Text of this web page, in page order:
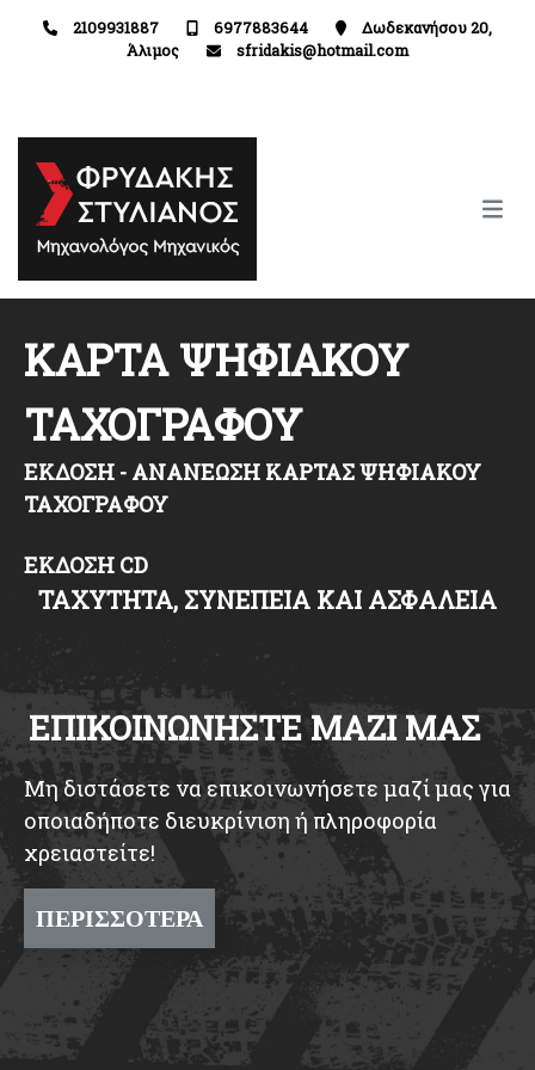
2109931887 6977883644
Δωδεκανήσου 20,
Άλιμος
sfridakis@hotmail.com
ΚΑΡΤΑ ΨΗΦΙΑΚΟΥ
ΤΑΧΟΓΡΑΦΟΥ
ΕΚΔΟΣΗ - ΑΝΑΝΕΩΣΗ ΚΑΡΤΑΣ ΨΗΦΙΑΚΟΥ
ΤΑΧΟΓΡΑΦΟΥ
ΕΚΔΟΣΗ CD
ΤΑΧΥΤΗΤΑ, ΣΥΝΕΠΕΙΑ ΚΑΙ ΑΣΦΑΛΕΙΑ
ΕΠΙΚΟΙΝΩΝΗΣΤΕ ΜΑΖΙ ΜΑΣ
Μη διστάσετε να επικοινωνήσετε μαζί μας για
οποιαδήποτε διευκρίνιση ή πληροφορία
χρειαστείτε!
ΠΕΡΙΣΣΟΤΕΡΑ